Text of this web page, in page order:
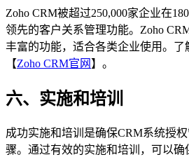
Zoho CRM被超过250,000家企业在
领先的客户关系管理功能。Zoho
丰富的功能，适合各类企业使用。了
【Zoho CRM官网 】。
六、实施和培训
成功实施和培训是确保CRM系统授
骤。通过有效的实施和培训，可以确